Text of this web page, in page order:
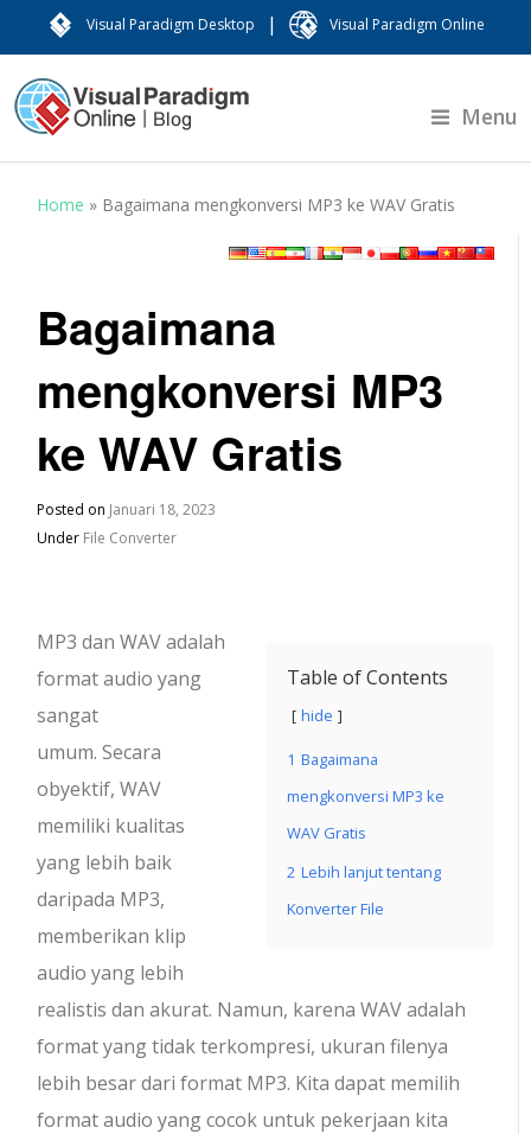
Visual Paradigm Desktop | Visual Paradigm Online
Menu
Home » Bagaimana mengkonversi MP3 ke WAV Gratis
Bagaimana
mengkonversi MP3
ke WAV Gratis
Posted on Januari 18, 2023
Under File Converter
Table of Contents
hide
1 Bagaimana
mengkonversi MP3 ke
WAV Gratis
2 Lebih lanjut tentang
Konverter File
MP3 dan WAV adalah
format audio yang
sangat
umum. Secara
obyektif, WAV
memiliki kualitas
yang lebih baik
daripada MP3,
memberikan klip
audio yang lebih
realistis dan akurat. Namun, karena WAV adalah
format yang tidak terkompresi, ukuran filenya
lebih besar dari format MP3. Kita dapat memilih
format audio yang cocok untuk pekerjaan kita